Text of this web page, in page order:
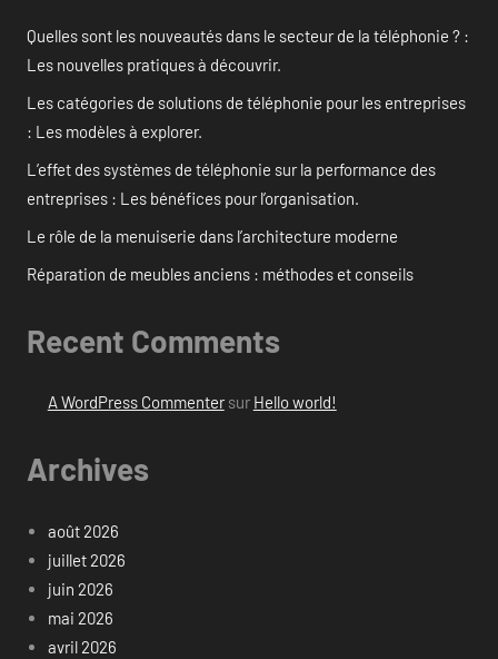
Quelles sont les nouveautés dans le secteur de la téléphonie ? :
Les nouvelles pratiques à découvrir.
Les catégories de solutions de téléphonie pour les entreprises
: Les modèles à explorer.
L’effet des systèmes de téléphonie sur la performance des
entreprises : Les bénéfices pour l’organisation.
Le rôle de la menuiserie dans l’architecture moderne
Réparation de meubles anciens : méthodes et conseils
Recent Comments
A WordPress Commentersur Hello world!
Archives
août 2026
juillet 2026
juin 2026
mai 2026
avril 2026